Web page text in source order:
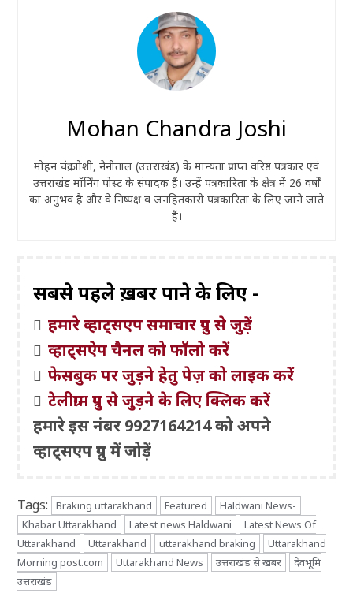
Mohan Chandra Joshi
मोहन चंद्र जोशी, नैनीताल (उत्तराखंड) के मान्यता प्राप्त वरिष्ठ पत्रकार एवं
उत्तराखंड मॉर्निंग पोस्ट के संपादक हैं। उन्हें पत्रकारिता के क्षेत्र में 26 वर्षों
का अनुभव है और वे निष्पक्ष व जनहितकारी पत्रकारिता के लिए जाने जाते
हैं।
सबसे पहले ख़बरें पाने के लिए -
हमारे व्हाट्सएप समाचार ग्रुप से जुड़ें
व्हाट्सऐप चैनल को फॉलो करें
फेसबुक पर जुड़ने हेतु पेज़ को लाइक करें
टेलीग्राम ग्रुप से जुड़ने के लिए क्लिक करें
हमारे इस नंबर 9927164214 को अपने
व्हाट्सएप ग्रुप में जोड़ें
Tags: Braking uttarakhand Featured
Haldwani News-
Khabar Uttarakhand
Latest news Haldwani
Latest News Of
Uttarakhand
Uttarakhand uttarakhand braking
Uttarakhand
Morning post.com
Uttarakhand News उत्तराखंड से खबर
देवभूमि
उत्तराखंड